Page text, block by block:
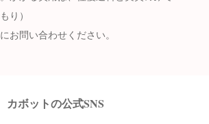
り）
お問い合わせください。
カボットの公式SNS